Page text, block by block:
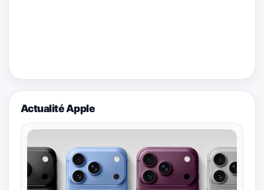
Actualité Apple